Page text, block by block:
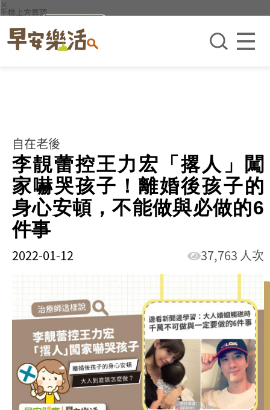
×
手機上方置頂
自在老後
李靚蕾控王力宏「撂人」闖
家嚇哭孩子！離婚後孩子的
身心安頓，不能做與必做的6
件事
2022-01-12 37,763 人次